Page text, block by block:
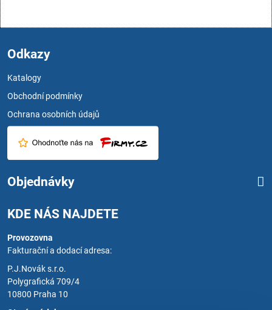
Odkazy
Katalogy
Obchodní podmínky
Ochrana osobních údajů
Objednávky
KDE NÁS NAJDETE
Provozovna
Fakturační a dodací adresa:
P.J.Novák s.r.o.
Polygrafická 709/4
10800 Praha 10